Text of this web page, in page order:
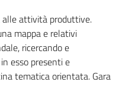
alle attività produttive.
mappa e relativi
ricercando e
esso presenti e
tematica orientata. Gara